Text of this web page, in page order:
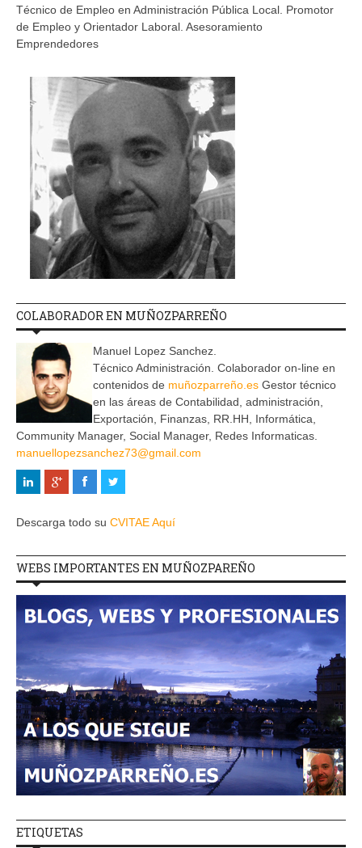
Técnico de Empleo en Administración Pública Local. Promotor
de Empleo y Orientador Laboral. Asesoramiento
Emprendedores
COLABORADOR EN MUÑOZPARREÑO
Manuel Lopez Sanchez.
Técnico Administración. Colaborador on-line en
contenidos de muñozparreño.es Gestor técnico
en las áreas de Contabilidad, administración,
Exportación, Finanzas, RR.HH, Informática,
Community Manager, Social Manager, Redes Informaticas.
manuellopezsanchez73@gmail.com
Descarga todo su CVITAE Aquí
WEBS IMPORTANTES EN MUÑOZPAREÑO
ETIQUETAS